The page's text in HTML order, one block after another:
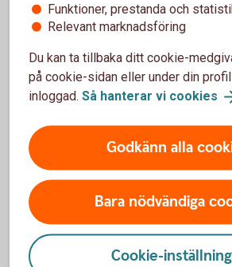
Click on the categories to expand
För att se detta innehåll
Funktioner, prestanda och
Relevant marknadsföring
Du kan ta tillbaka ditt cookie-
på cookie-sidan eller under din profil
inloggad. Så hanterar vi cookies
Godkänn alla
Bara nödvändiga
Cookie-